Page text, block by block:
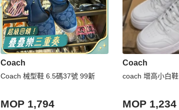
Coach
Coach 械型鞋 6.5碼37號 99新
MOP 1,794
Coach
coach 增高小白鞋
MOP 1,234